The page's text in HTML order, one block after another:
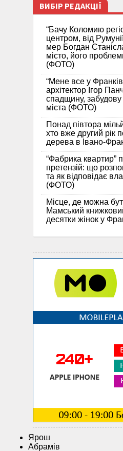
ВИБІР РЕДАКЦІЇ
“Бачу Коломию
центром, від
мер Богдан
місто, його
(ФОТО)
“Мене все у
архітектор Ігор
спадщину,
міста (ФОТО)
Понад півтора
хто вже другий рік
дерева в Івано-
“Фабрика квартир”
претензій: що
та як відповідає
(ФОТО)
Місце, де можна
Мамський
десятки жінок у
Ярош
Абрамів